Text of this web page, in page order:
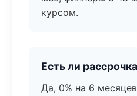
курсом.
Есть ли
Да, 0% на 6